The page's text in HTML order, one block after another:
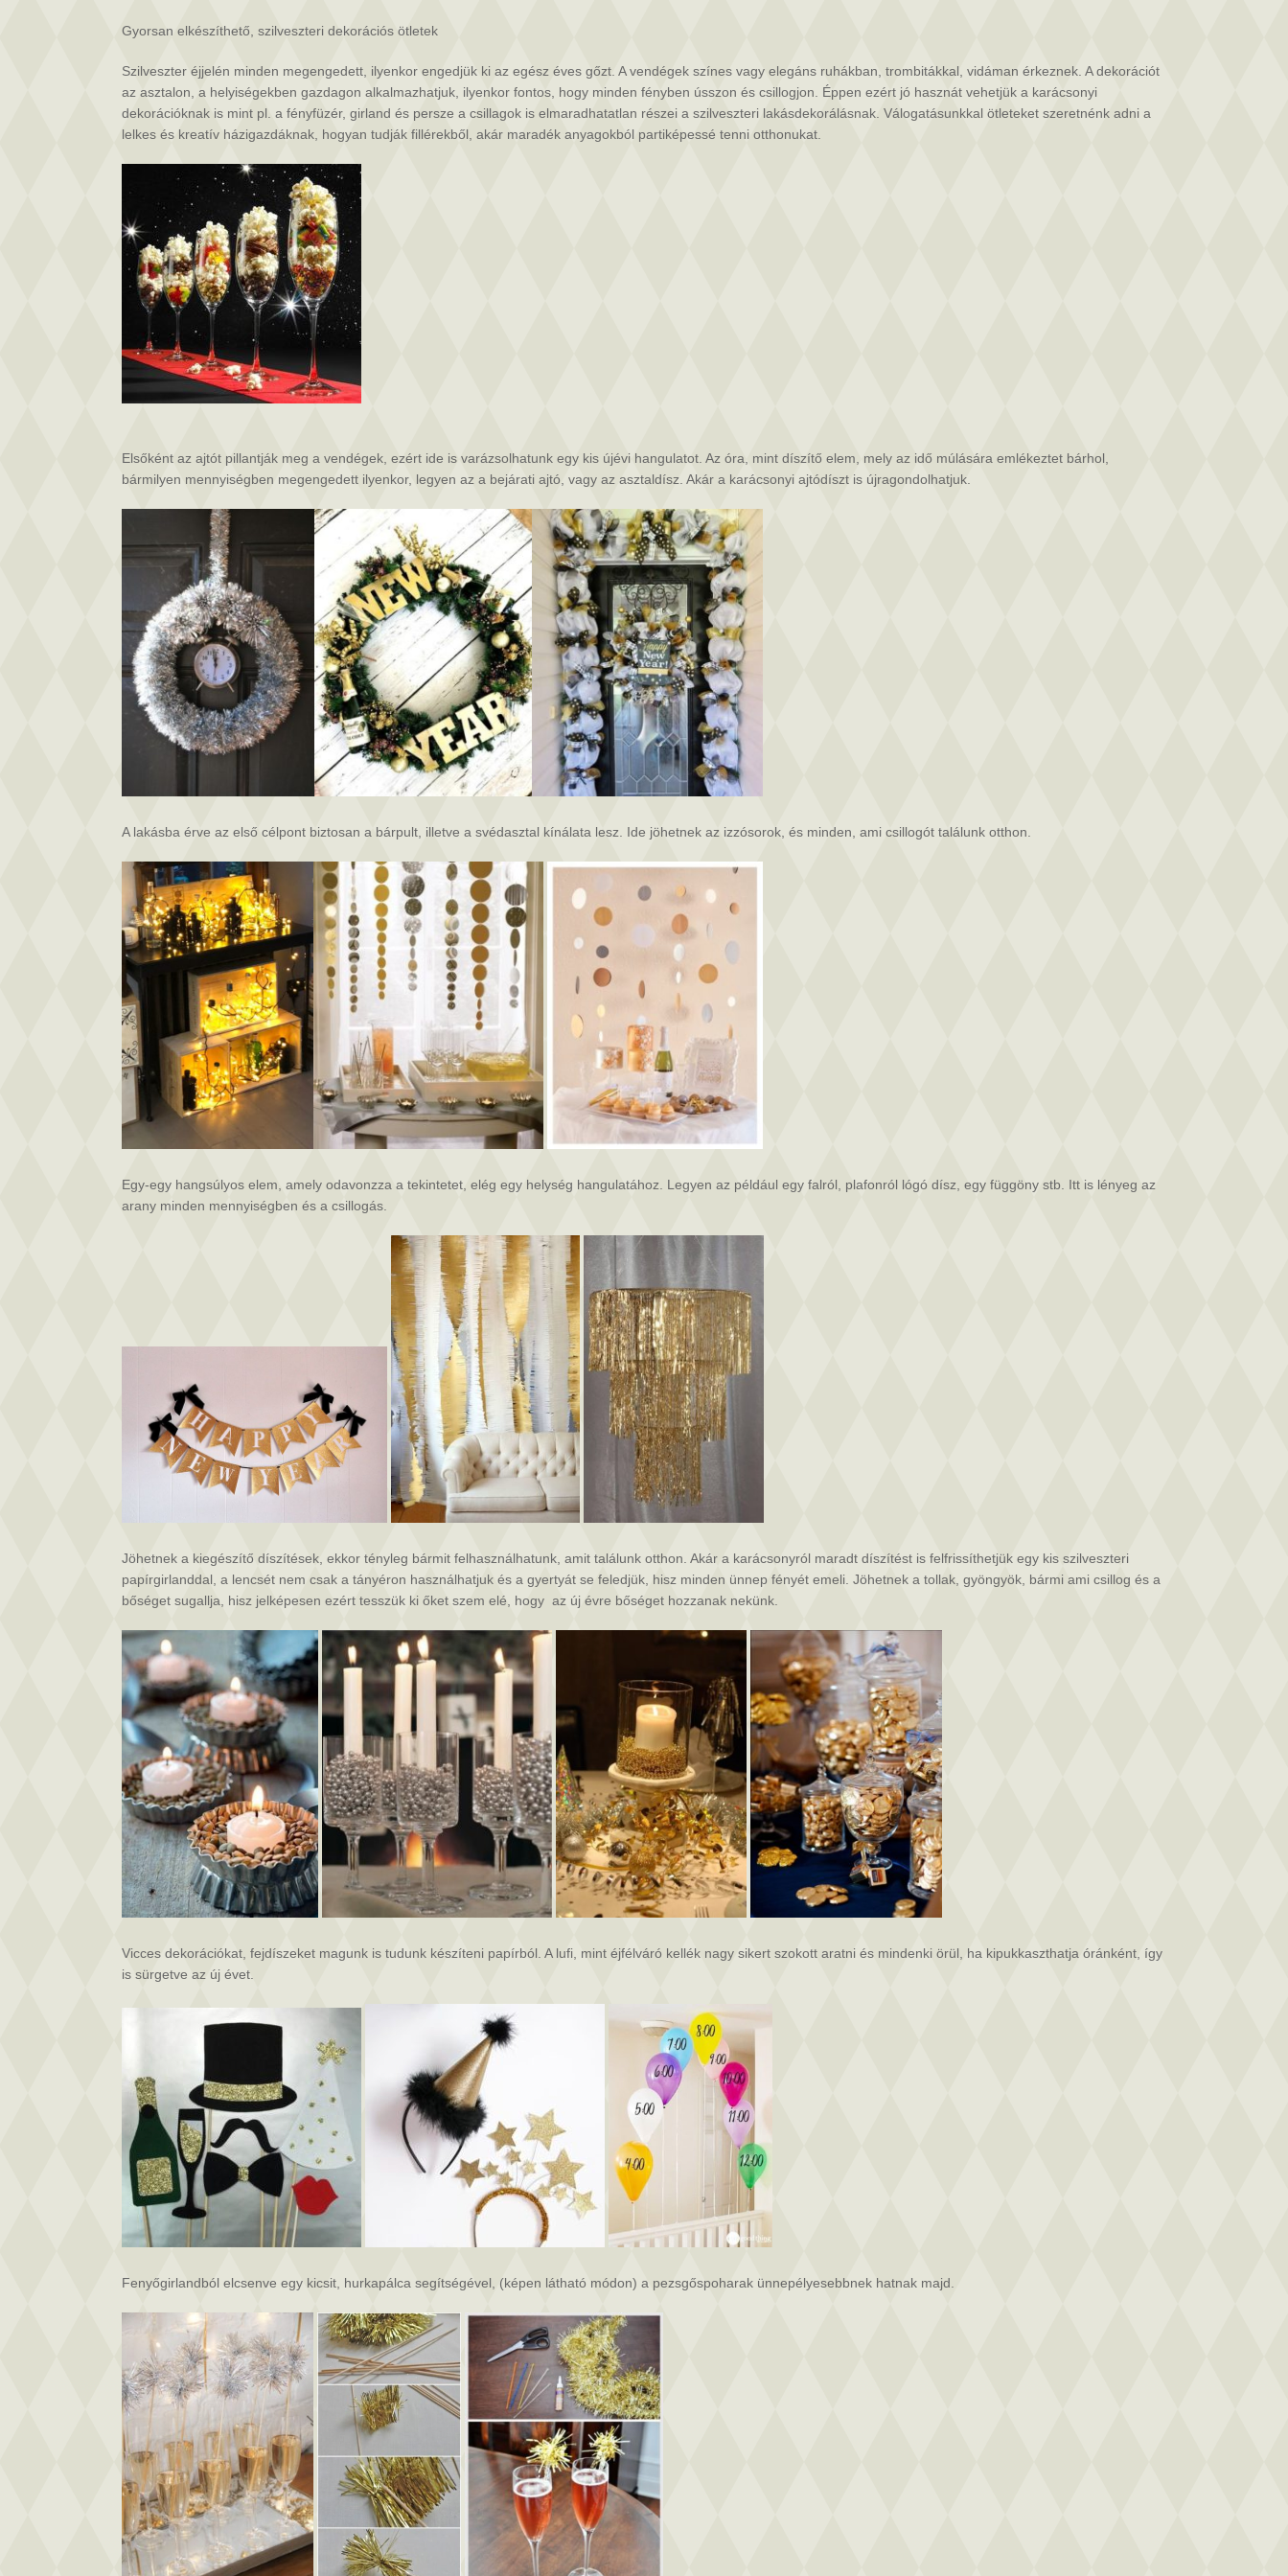
ötletek
Gyorsan elkészíthető, szilveszteri dekorációs ötletek
Szilveszter éjjelén minden megengedett, ilyenkor engedjük ki az egész éves gőzt. A vendégek színes vagy elegáns ruhákban, trombitákkal, vidáman érkeznek. A dekorációt
az asztalon, a helyiségekben gazdagon alkalmazhatjuk, ilyenkor fontos, hogy minden fényben ússzon és csillogjon. Éppen ezért jó hasznát vehetjük a karácsonyi
dekorációknak is mint pl. a fényfüzér, girland és persze a csillagok is elmaradhatatlan részei a szilveszteri lakásdekorálásnak. Válogatásunkkal ötleteket szeretnénk adni a
lelkes és kreatív házigazdáknak, hogyan tudják fillérekből, akár maradék anyagokból partiképessé tenni otthonukat.
Elsőként az ajtót pillantják meg a vendégek, ezért ide is varázsolhatunk egy kis újévi hangulatot. Az óra, mint díszítő elem, mely az idő múlására emlékeztet bárhol,
bármilyen mennyiségben megengedett ilyenkor, legyen az a bejárati ajtó, vagy az asztaldísz. Akár a karácsonyi ajtódíszt is újragondolhatjuk.
A lakásba érve az első célpont biztosan a bárpult, illetve a svédasztal kínálata lesz. Ide jöhetnek az izzósorok, és minden, ami csillogót találunk otthon.
Egy-egy hangsúlyos elem, amely odavonzza a tekintetet, elég egy helység hangulatához. Legyen az például egy falról, plafonról lógó dísz, egy függöny stb. Itt is lényeg az
arany minden mennyiségben és a csillogás.
Jöhetnek a kiegészítő díszítések, ekkor tényleg bármit felhasználhatunk, amit találunk otthon. Akár a karácsonyról maradt díszítést is felfrissíthetjük egy kis szilveszteri
papírgirlanddal, a lencsét nem csak a tányéron használhatjuk és a gyertyát se feledjük, hisz minden ünnep fényét emeli. Jöhetnek a tollak, gyöngyök, bármi ami csillog és a
bőséget sugallja, hisz jelképesen ezért tesszük ki őket szem elé, hogy az új évre bőséget hozzanak nekünk.
Vicces dekorációkat, fejdíszeket magunk is tudunk készíteni papírból. A lufi, mint éjfélváró kellék nagy sikert szokott aratni és mindenki örül, ha kipukkaszthatja óránként, így
is sürgetve az új évet.
Fenyőgirlandból elcsenve egy kicsit, hurkapálca segítségével, (képen látható módon) a pezsgőspoharak ünnepélyesebbnek hatnak majd.